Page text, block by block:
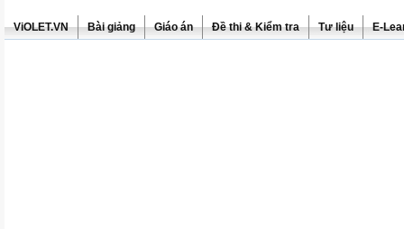
ViOLET.VN Bài giảng Giáo án Đề thi & Kiểm tra Tư liệu E-